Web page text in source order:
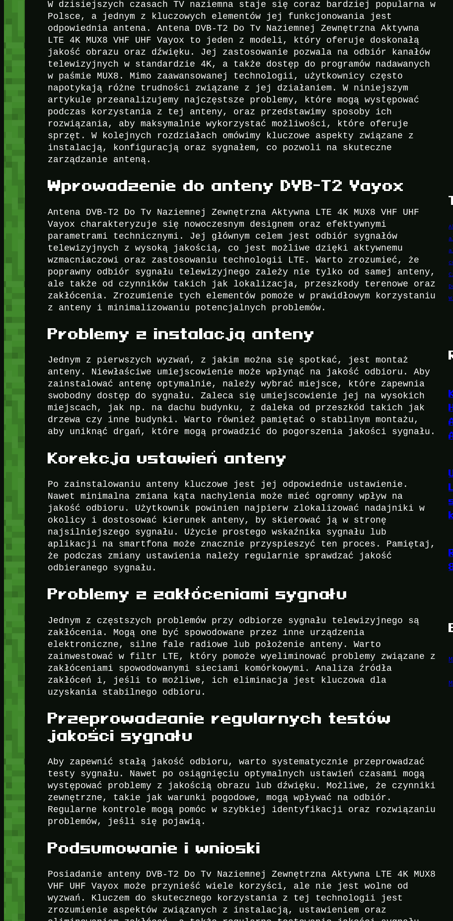
W dzisiejszych czasach TV naziemna staje się coraz bardziej popularna w
Polsce, a jednym z kluczowych elementów jej funkcjonowania jest
odpowiednia antena. Antena DVB-T2 Do Tv Naziemnej Zewnętrzna Aktywna
LTE 4K MUX8 VHF UHF Vayox to jeden z modeli, który oferuje doskonałą
jakość obrazu oraz dźwięku. Jej zastosowanie pozwala na odbiór kanałów
telewizyjnych w standardzie 4K, a także dostęp do programów nadawanych
w paśmie MUX8. Mimo zaawansowanej technologii, użytkownicy często
napotykają różne trudności związane z jej działaniem. W niniejszym
artykule przeanalizujemy najczęstsze problemy, które mogą występować
podczas korzystania z tej anteny, oraz przedstawimy sposoby ich
rozwiązania, aby maksymalnie wykorzystać możliwości, które oferuje
sprzęt. W kolejnych rozdziałach omówimy kluczowe aspekty związane z
instalacją, konfiguracją oraz sygnałem, co pozwoli na skuteczne
zarządzanie anteną.
Wprowadzenie do anteny DVB-T2 Vayox
Antena DVB-T2 Do Tv Naziemnej Zewnętrzna Aktywna LTE 4K MUX8 VHF UHF
Vayox charakteryzuje się nowoczesnym designem oraz efektywnymi
parametrami technicznymi. Jej głównym celem jest odbiór sygnałów
telewizyjnych z wysoką jakością, co jest możliwe dzięki aktywnemu
wzmacniaczowi oraz zastosowaniu technologii LTE. Warto zrozumieć, że
poprawny odbiór sygnału telewizyjnego zależy nie tylko od samej anteny,
ale także od czynników takich jak lokalizacja, przeszkody terenowe oraz
zakłócenia. Zrozumienie tych elementów pomoże w prawidłowym korzystaniu
z anteny i minimalizowaniu potencjalnych problemów.
Problemy z instalacją anteny
Jednym z pierwszych wyzwań, z jakim można się spotkać, jest montaż
anteny. Niewłaściwe umiejscowienie może wpłynąć na jakość odbioru. Aby
zainstalować antenę optymalnie, należy wybrać miejsce, które zapewnia
swobodny dostęp do sygnału. Zaleca się umiejscowienie jej na wysokich
miejscach, jak np. na dachu budynku, z daleka od przeszkód takich jak
drzewa czy inne budynki. Warto również pamiętać o stabilnym montażu,
aby uniknąć drgań, które mogą prowadzić do pogorszenia jakości sygnału.
Korekcja ustawień anteny
Po zainstalowaniu anteny kluczowe jest jej odpowiednie ustawienie.
Nawet minimalna zmiana kąta nachylenia może mieć ogromny wpływ na
jakość odbioru. Użytkownik powinien najpierw zlokalizować nadajniki w
okolicy i dostosować kierunek anteny, by skierować ją w stronę
najsilniejszego sygnału. Użycie prostego wskaźnika sygnału lub
aplikacji na smartfona może znacznie przyspieszyć ten proces. Pamiętaj,
że podczas zmiany ustawienia należy regularnie sprawdzać jakość
odbieranego sygnału.
Problemy z zakłóceniami sygnału
Jednym z częstszych problemów przy odbiorze sygnału telewizyjnego są
zakłócenia. Mogą one być spowodowane przez inne urządzenia
elektroniczne, silne fale radiowe lub położenie anteny. Warto
zainwestować w filtr LTE, który pomoże wyeliminować problemy związane z
zakłóceniami spowodowanymi sieciami komórkowymi. Analiza źródła
zakłóceń i, jeśli to możliwe, ich eliminacja jest kluczowa dla
uzyskania stabilnego odbioru.
Przeprowadzanie regularnych testów
jakości sygnału
Aby zapewnić stałą jakość odbioru, warto systematycznie przeprowadzać
testy sygnału. Nawet po osiągnięciu optymalnych ustawień czasami mogą
występować problemy z jakością obrazu lub dźwięku. Możliwe, że czynniki
zewnętrzne, takie jak warunki pogodowe, mogą wpływać na odbiór.
Regularne kontrole mogą pomóc w szybkiej identyfikacji oraz rozwiązaniu
problemów, jeśli się pojawią.
Podsumowanie i wnioski
Posiadanie anteny DVB-T2 Do Tv Naziemnej Zewnętrzna Aktywna LTE 4K MUX8
VHF UHF Vayox może przynieść wiele korzyści, ale nie jest wolne od
wyzwań. Kluczem do skutecznego korzystania z tej technologii jest
zrozumienie aspektów związanych z instalacją, ustawieniem oraz